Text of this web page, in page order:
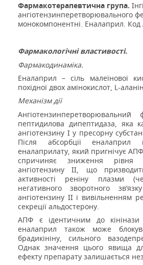
Фармакотерапевтична група.
ангіотензинперетворювального
монокомпонентні. Еналаприл. Код
Фармакологічні властивості.
Фармакодинаміка.
Еналаприл – сіль малеїнової
похідної двох амінокислот, L-
Механізм дії
пептидилова дипептидаза, яка
ангіотензину І у пресорну
Після абсорбції еналаприл
еналаприлату, який пригнічує
спричиняє зниження рівня
ангіотензину ІІ, що
активності реніну плазми
негативного зворотного
ангіотензину ІІ і вивільненням
секреції альдостерону.
АПФ є ідентичним до
еналаприл також може
брадикініну, сильного
Однак значення цього явища
ефекту препарату залишається